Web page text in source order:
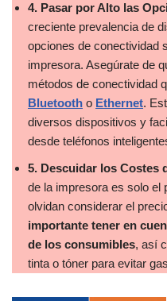
4. Pasar por Alto las
creciente prevalencia de
opciones de conectividad
impresora. Asegúrate de
métodos de conectividad
Bluetooth o Ethernet.
diversos dispositivos y
desde teléfonos
5. Descuidar los Costes
de la impresora es solo el
olvidan considerar el
importante tener en
de los consumibles, así
tinta o tóner para evitar